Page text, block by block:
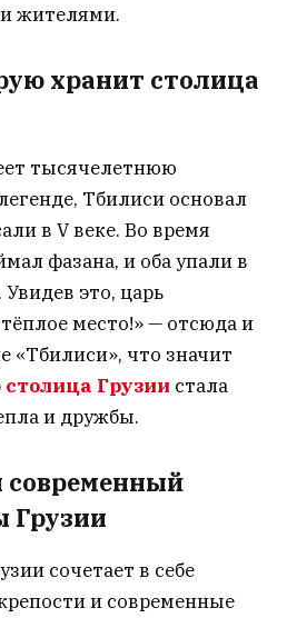
жителями.
хранит столица
тысячелетнюю
Тбилиси основал
в V веке. Во время
фазана, и оба упали в
это, царь
место!» — отсюда и
«Тбилиси», что значит
столица Грузии стала
и дружбы.
современный
Грузии
сочетает в себе
и современные